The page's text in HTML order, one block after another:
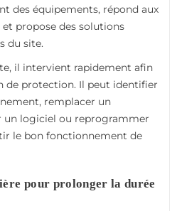
des équipements, répond aux
propose des solutions
du site.
il intervient rapidement afin
de protection. Il peut identifier
remplacer un
logiciel ou reprogrammer
le bon fonctionnement de
pour prolonger la durée